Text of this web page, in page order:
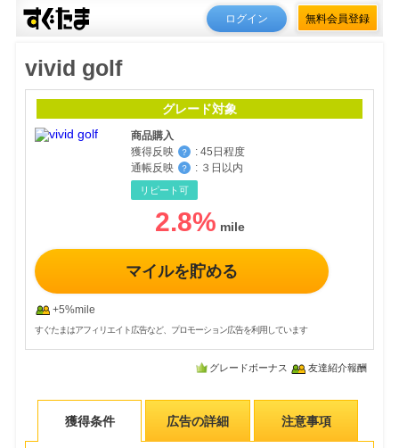
ログイン 無料会員登録
vivid golf
グレード対象
商品購入
獲得反映
？ : 45日程度
通帳反映
？ : ３日以内
リピート可
2.8%
マイルを貯める
+5%mile
すぐたまはアフィリエイト広告など、プロモーション広告を利用しています
グレードボーナス 友達紹介報酬
獲得条件 広告の詳細 注意事項